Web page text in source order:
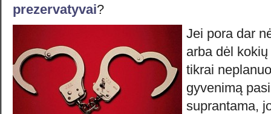
prezervatyvai?
Jei pora dar
arba dėl
tikrai
gyvenimą
suprantama,